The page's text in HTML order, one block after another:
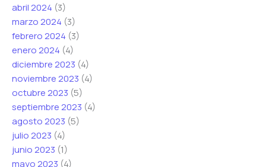
abril 2024 (3)
marzo 2024 (3)
febrero 2024 (3)
enero 2024 (4)
diciembre 2023 (4)
noviembre 2023 (4)
octubre 2023 (5)
septiembre 2023 (4)
agosto 2023 (5)
julio 2023 (4)
junio 2023 (1)
mayo 2023 (4)